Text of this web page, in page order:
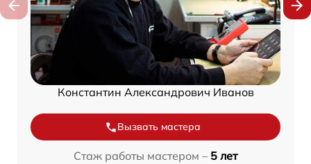
Константин Александрович Иванов
Вызвать мастера
Стаж работы мастером – 5 лет